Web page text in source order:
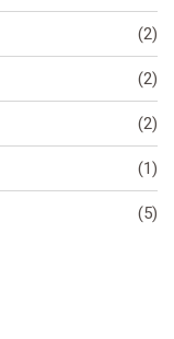
(2)
(2)
(2)
(1)
(5)